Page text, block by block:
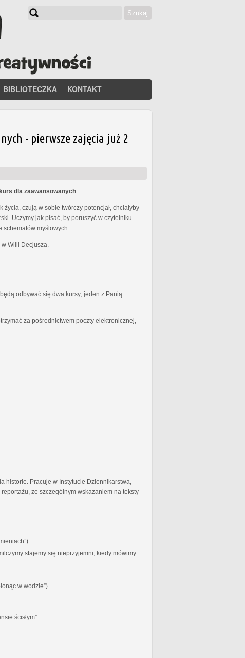
Szukaj
BIBLIOTECZKA KONTAKT
- pierwsze zajęcia już 2
dla zaawansowanych
życia, czują w sobie twórczy potencjał, chciałyby
Uczymy jak pisać, by poruszyć w czytelniku
myślowych.
Willi Decjusza.
odbywać się dwa kursy; jeden z Panią
za pośrednictwem poczty elektronicznej,
historie. Pracuje w Instytucie Dziennikarstwa,
ze szczególnym wskazaniem na teksty
stajemy się nieprzyjemni, kiedy mówimy
w wodzie”)
ścisłym”.